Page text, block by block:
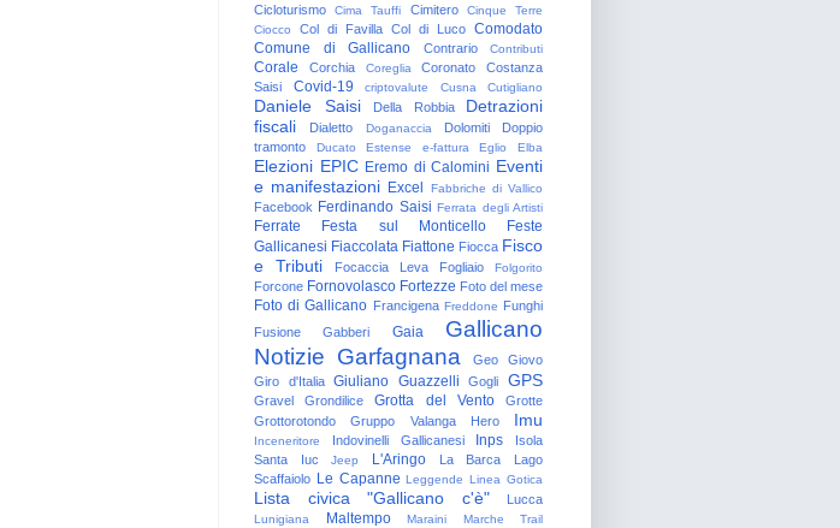
Cicloturismo
Cima Tauffi Cimitero
Cinque Terre
Ciocco
Col di Favilla Col di Luco Comodato
Comune di Gallicano
Contrario Contributi
Corale Corchia Coreglia Coronato
Costanza
Saisi
Covid-19 criptovalute Cusna Cutigliano
Daniele Saisi Della Robbia
Detrazioni
fiscali
Dialetto Doganaccia Dolomiti
Doppio
tramonto
Ducato Estense e-fattura Eglio Elba
Elezioni EPIC Eremo di Calomini Eventi
e manifestazioni Excel Fabbriche di Vallico
Facebook Ferdinando Saisi Ferrata degli Artisti
Ferrate Festa sul Monticello
Feste
Gallicanesi Fiaccolata Fiattone Fiocca Fisco
e Tributi
Focaccia Leva Fogliaio Folgorito
Forcone Fornovolasco Fortezze Foto del mese
Foto di Gallicano Francigena Freddone Funghi
Fusione
Gabberi Gaia
Gallicano
Notizie Garfagnana Geo
Giovo
Giro d'Italia
Giuliano Guazzelli Gogli GPS
Gravel Grondilice Grotta del Vento
Grotte
Grottorotondo
Gruppo Valanga Hero Imu
Inceneritore Indovinelli Gallicanesi Inps
Isola
Santa
Iuc Jeep L'Aringo La Barca
Lago
Scaffaiolo Le Capanne Leggende Linea Gotica
Lista civica "Gallicano c'è" Lucca
Lunigiana Maltempo Maraini Marche Trail